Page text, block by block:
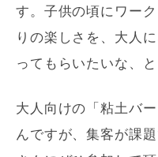
す。子供の頃にワー
りの楽しさを、大人
ってもらいたいな、と
大人向けの「粘土バ
んですが、集客が課